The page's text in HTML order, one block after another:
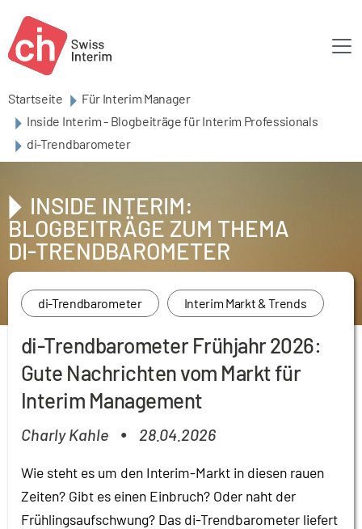
Startseite
Für Interim Manager
Inside Interim - Blogbeiträge für Interim Professionals
di-Trendbarometer
INSIDE INTERIM:
BLOGBEITRÄGE ZUM THEMA
DI-TRENDBAROMETER
di-Trendbarometer Interim Markt & Trends
di-Trendbarometer Frühjahr 2026:
Gute Nachrichten vom Markt für
Interim Management
Charly Kahle ● 28.04.2026
Wie steht es um den Interim-Markt in diesen rauen
Zeiten? Gibt es einen Einbruch? Oder naht der
Frühlingsaufschwung? Das di-Trendbarometer liefert